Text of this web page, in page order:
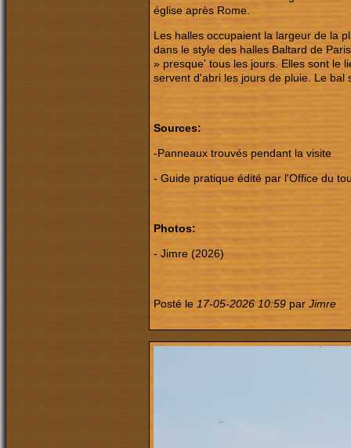
église après Rome.
Les halles occupaient la largeur de la
dans le style des halles Baltard de
» presque' tous les jours. Elles sont le
servent d'abri les jours de pluie. Le bal
Sources:
-Panneaux trouvés pendant la visite
- Guide pratique édité par l'Office du
Photos:
- Jimre (2026)
Posté le 17-05-2026 10:59 par Jimre